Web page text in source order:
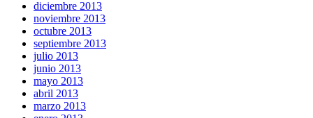
diciembre 2013
noviembre 2013
octubre 2013
septiembre 2013
julio 2013
junio 2013
mayo 2013
abril 2013
marzo 2013